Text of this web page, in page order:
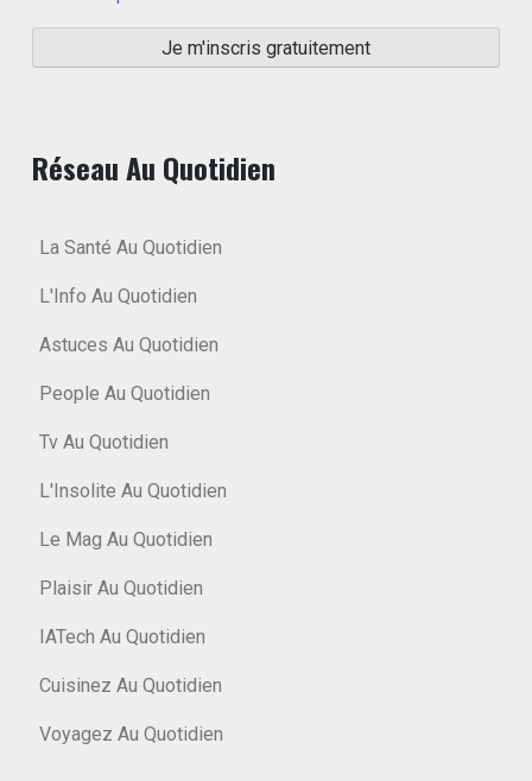
Réseau Au Quotidien
La Santé Au Quotidien
L'Info Au Quotidien
Astuces Au Quotidien
People Au Quotidien
Tv Au Quotidien
L'Insolite Au Quotidien
Le Mag Au Quotidien
Plaisir Au Quotidien
IATech Au Quotidien
Cuisinez Au Quotidien
Voyagez Au Quotidien